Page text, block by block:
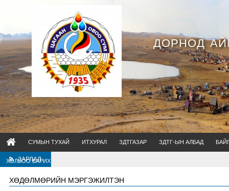
ДОРНОД
СУМЫН ТУХАЙ ИТХУРАЛ ЗДТГАЗАР ЗДТГ-ЫН АЛБАД
ХОЛБОО БАРИХ
ЗАРЛАЛ
ХӨДӨЛМӨРИЙН МЭРГЭЖИЛТЭН